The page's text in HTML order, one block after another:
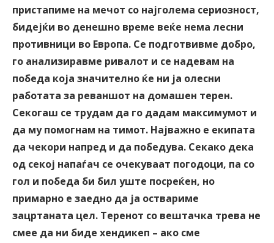
пристапиме на мечот со најголема сериозност,
бидејќи во денешно време веќе нема лесни
противници во Европа. Се подготвивме добро,
го анализиравме ривалот и се надевам на
победа која значително ќе ни ја олесни
работата за реваншот на домашен терен.
Секогаш се трудам да го дадам максимумот и
да му помогнам на тимот. Најважно е екипата
да чекори напред и да победува. Секако дека
од секој напаѓач се очекуваат погодоци, па со
гол и победа би бил уште посреќен, но
примарно е заедно да ја оствариме
зацртаната цел. Теренот со вештачка трева не
смее да ни биде хендикеп – ако сме